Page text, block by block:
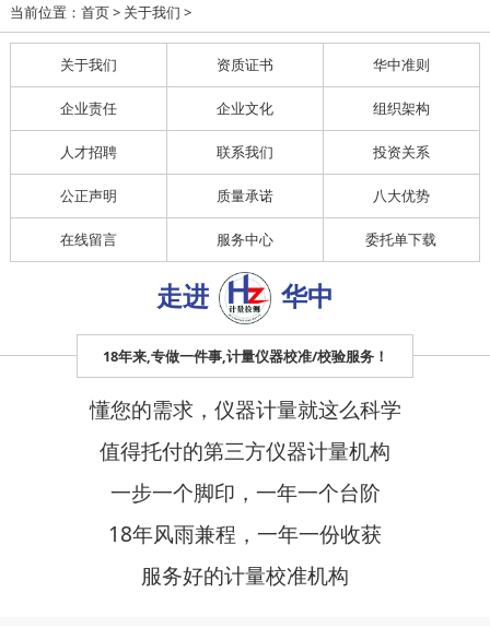
当前位置： 首页> 关于我们 >
关于我们 资质证书 华中准则
企业责任 企业文化 组织架构
人才招聘 联系我们 投资关系
公正声明 质量承诺 八大优势
在线留言 服务中心 委托单下载
走进 华中
18年来,专做一件事,计量仪器校准/校验服务！
懂您的需求，仪器计量就这么科学
值得托付的第三方仪器计量机构
一步一个脚印，一年一个台阶
18年风雨兼程，一年一份收获
服务好的计量校准机构